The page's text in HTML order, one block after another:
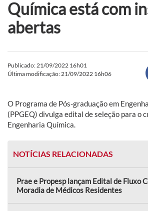
Química está com
abertas
Publicado: 21/09/2022 16h01
Última modificação: 21/09/2022 16h06
O Programa de Pós-graduação em
(PPGEQ) divulga edital de seleção para o
Engenharia Química.
NOTÍCIAS RELACIONADAS
Prae e Propesp lançam Edital de Fluxo
Moradia de Médicos Residentes